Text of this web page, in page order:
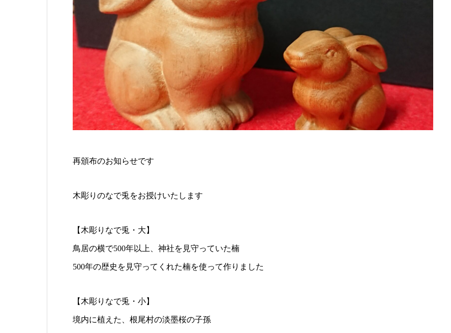
再頒布のお知らせです
木彫りのなで兎をお授けいたします
【木彫りなで兎・大】
鳥居の横で500年以上、神社を見守っていた楠
500年の歴史を見守ってくれた楠を使って作りました
【木彫りなで兎・小】
境内に植えた、根尾村の淡墨桜の子孫